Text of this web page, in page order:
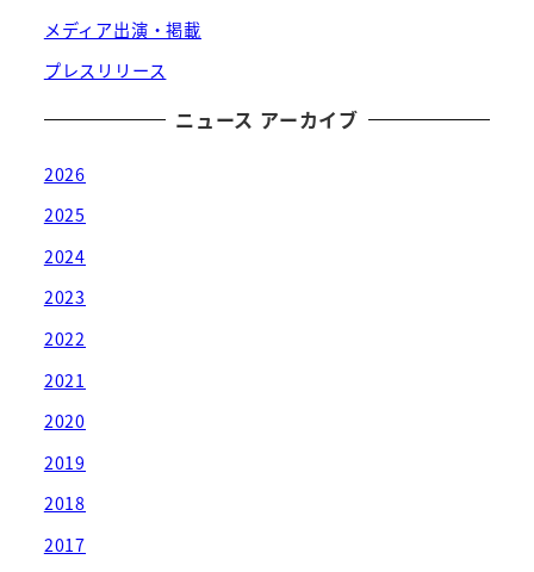
メディア出演・掲載
プレスリリース
ニュース アーカイブ
2026
2025
2024
2023
2022
2021
2020
2019
2018
2017